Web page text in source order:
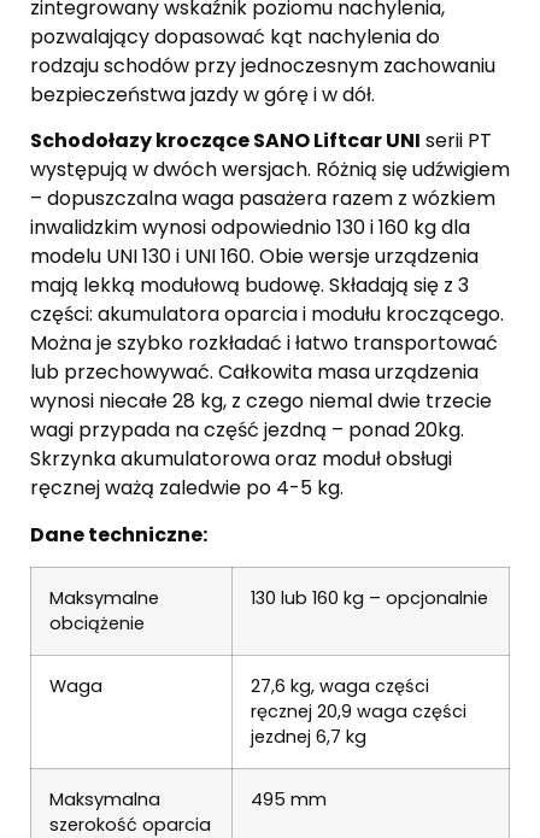
zintegrowany wskaźnik poziomu nachylenia,
pozwalający dopasować kąt nachylenia do
rodzaju schodów przy jednoczesnym zachowaniu
bezpieczeństwa jazdy w górę i w dół.
Schodołazy kroczące SANO Liftcar UNI serii PT
występują w dwóch wersjach. Różnią się udźwigiem
– dopuszczalna waga pasażera razem z wózkiem
inwalidzkim wynosi odpowiednio 130 i 160 kg dla
modelu UNI 130 i UNI 160. Obie wersje urządzenia
mają lekką modułową budowę. Składają się z 3
części: akumulatora oparcia i modułu kroczącego.
Można je szybko rozkładać i łatwo transportować
lub przechowywać. Całkowita masa urządzenia
wynosi niecałe 28 kg, z czego niemal dwie trzecie
wagi przypada na część jezdną – ponad 20kg.
Skrzynka akumulatorowa oraz moduł obsługi
ręcznej ważą zaledwie po 4-5 kg.
Dane techniczne:
Maksymalne
obciążenie
130 lub 160 kg – opcjonalnie
Waga
27,6 kg, waga części
ręcznej 20,9 waga części
jezdnej 6,7 kg
Maksymalna
szerokość oparcia
495 mm